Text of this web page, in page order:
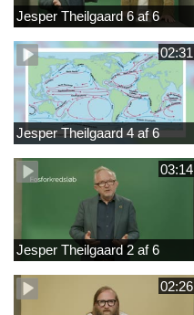
Jesper Theilgaard 6 af 6
02:31
Jesper Theilgaard 4 af 6
03:14
Jesper Theilgaard 2 af 6
02:26